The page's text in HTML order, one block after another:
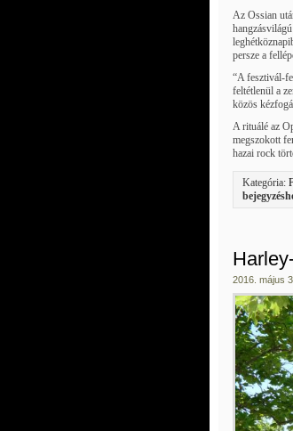
Az Ossian
persze a
“A fesztivál-
feltétlenül a
közös
A rituálé az
megszokott
hazai rock
Kategória:
2016. május